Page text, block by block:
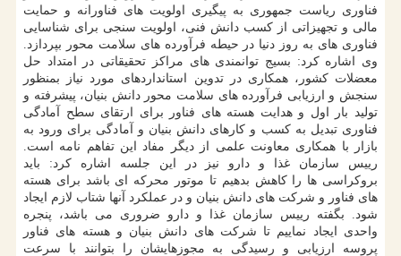
فناوری ریاست جمهوری به پیگیری اولویت های فناورانه و حمایت
مالی و تجهیزاتی از کسب دانش فنی، اولویت سنجی برای شناسایی
فناوری های به روز دنیا در حیطه فرآورده های سلامت محور بپردازد.
وی اشاره کرد: بسیج توانمندی های مراکز تحقیقاتی در امتداد حل
معضلات کشور، همکاری در تدوین استانداردهای مورد نیاز بمنظور
سنجش و ارزیابی فرآورده های سلامت محور دانش بنیان، پیشرفته و
تولید بار اول و هدایت هسته های فناور برای ارتقای سطح آمادگی
فناوری تبدیل به کسب و کارهای دانش بنیان و آمادگی برای ورود به
بازار با همکاری معاونت علمی از دیگر مفاد این تفاهم نامه است.
رییس سازمان غذا و دارو نیز در این جلسه اشاره کرد: باید
بروکراسی ها را کاهش بدهیم تا موتور محرکه ای باشد برای هسته
های فناور و شرکت های دانش بنیان و در عملکرد آنها شتاب لازم ایجاد
شود. بگفته رییس سازمان غذا و دارو ضروری می باشد، پنجره
واحدی ایجاد نماییم تا شرکت های دانش بنیان و هسته های فناور
پروسه ارزیابی و رسیدگی به مجوزهایشان را بتوانند با سرعت